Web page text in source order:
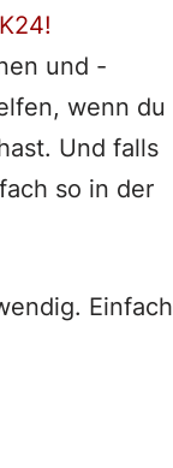
K24!
und -
wenn du
Und falls
so in der
Einfach